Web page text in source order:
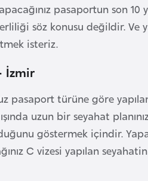
pasaportun son 10
söz konusu değildir. Ve
isteriz.
İzmir
pasaport türüne göre
uzun bir seyahat
göstermek içindir.
C vizesi yapılan